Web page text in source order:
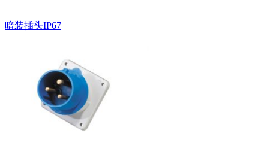
暗装插头IP67